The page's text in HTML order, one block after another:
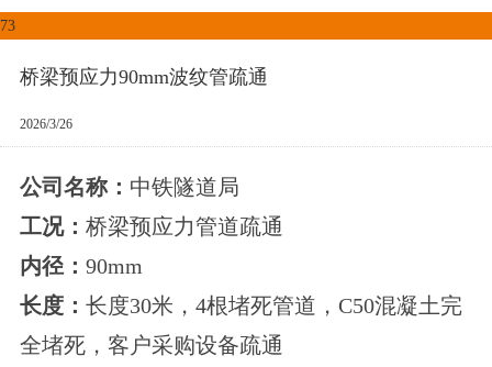
73
桥梁预应力90mm波纹管疏通
2026/3/26
公司名称： 中铁隧道局
工况： 桥梁预应力管道疏通
内径： 90mm
长度： 长度30米，4根堵死管道，C50混凝土完
全堵死，客户采购设备疏通